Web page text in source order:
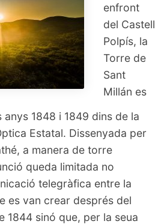
enfront
del Castell
Polpís, la
Torre de
Sant
Millán es
1848 i 1849 dins de la
Estatal. Dissenyada per
a manera de torre
queda limitada no
telegràfica entre la
es van crear després del
1844 sinó que, per la seua